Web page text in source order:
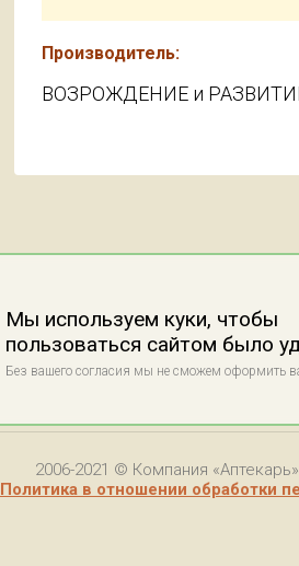
Производитель:
ВОЗРОЖДЕНИЕ и
2006-2021 © Компания
Политика в отношении обработки
Мы используем куки, чтобы
пользоваться сайтом было
Без вашего согласия мы не сможем оформить